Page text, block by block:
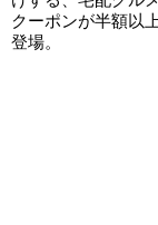
クーポンが半額以
登場。